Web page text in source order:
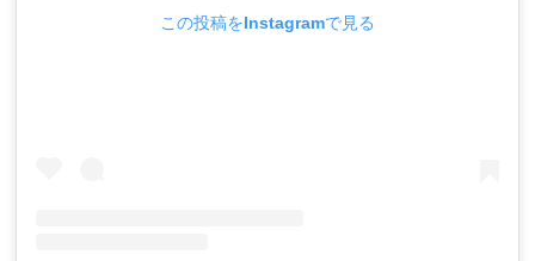
この投稿をInstagramで見る